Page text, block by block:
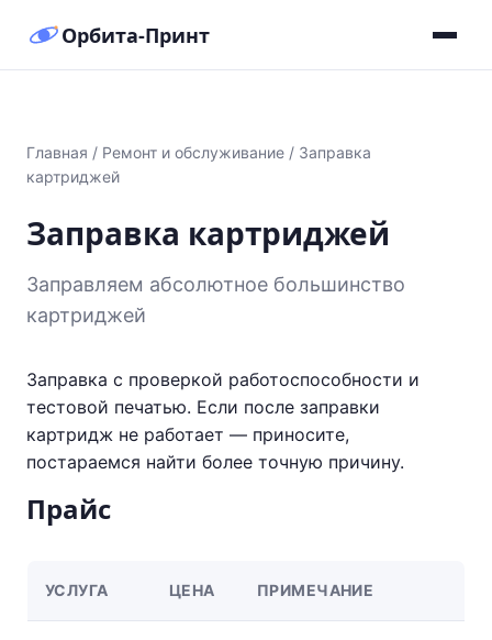
Орбита-Принт
Главная / Ремонт и обслуживание / Заправка
картриджей
Заправка картриджей
Заправляем абсолютное большинство
картриджей
Заправка с проверкой работоспособности и
тестовой печатью. Если после заправки
картридж не работает — приносите,
постараемся найти более точную причину.
Прайс
УСЛУГА ЦЕНА ПРИМЕЧАНИЕ